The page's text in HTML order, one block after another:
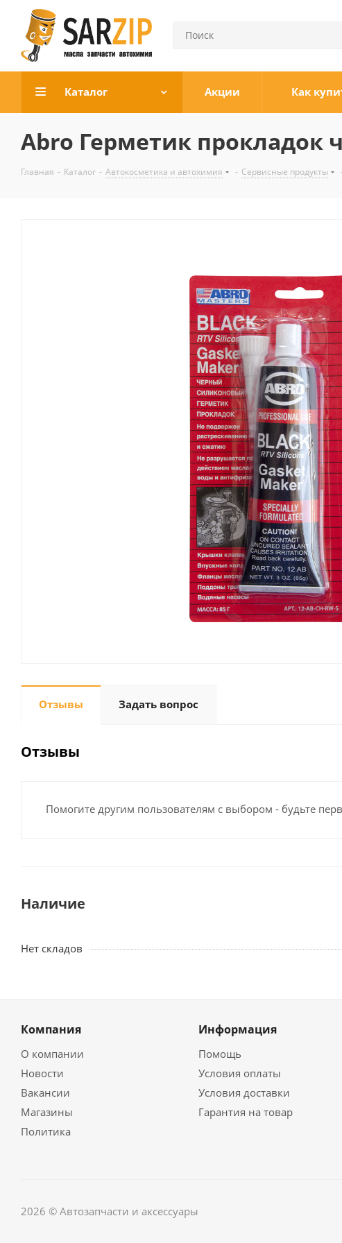
Каталог Акции Как
Abro Герметик прокладок
Главная - Каталог - Автокосметика и автохимия - Сервисные продукты -
Отзывы Задать вопрос
Отзывы
Помогите другим пользователям с выбором - будьте
Наличие
Нет складов
Компания
О компании
Новости
Вакансии
Магазины
Политика
Информация
Помощь
Условия оплаты
Условия доставки
Гарантия на товар
2026 © Автозапчасти и аксессуары